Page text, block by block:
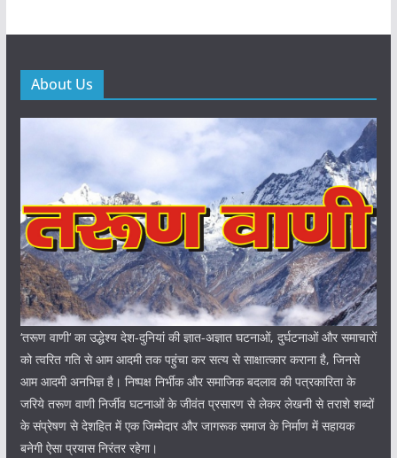
About Us
‘तरूण वाणी‘ का उद्धेश्य देश-दुनियां की ज्ञात-अज्ञात घटनाओं, दुर्घटनाओं और समाचारों
को त्वरित गति से आम आदमी तक पहुंचा कर सत्य से साक्षात्कार कराना है, जिनसे
आम आदमी अनभिज्ञ है। निष्पक्ष निर्भीक और समाजिक बदलाव की पत्रकारिता के
जरिये तरूण वाणी निर्जीव घटनाओं के जीवंत प्रसारण से लेकर लेखनी से तराशे शब्दों
के संप्रेषण से देशहित में एक जिम्मेदार और जागरूक समाज के निर्माण में सहायक
बनेगी ऐसा प्रयास निरंतर रहेगा।